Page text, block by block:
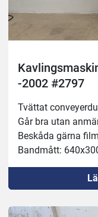
-2002 #2797
Tvättat
Går bra utan
Beskåda gärna
Bandmått: